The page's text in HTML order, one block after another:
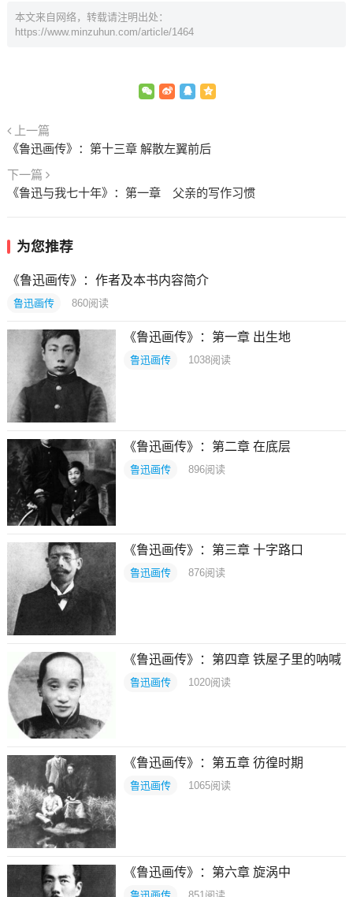
本文来自网络，转载请注明出处：
https://www.minzuhun.com/article/1464
上一篇
《鲁迅画传》：第十三章 解散左翼前后
下一篇
《鲁迅与我七十年》：第一章 父亲的写作习惯
为您推荐
《鲁迅画传》：作者及本书内容简介
鲁迅画传 860阅读
《鲁迅画传》：第一章 出生地
鲁迅画传 1038阅读
《鲁迅画传》：第二章 在底层
鲁迅画传 896阅读
《鲁迅画传》：第三章 十字路口
鲁迅画传 876阅读
《鲁迅画传》：第四章 铁屋子里的呐喊
鲁迅画传 1020阅读
《鲁迅画传》：第五章 彷徨时期
鲁迅画传 1065阅读
《鲁迅画传》：第六章 旋涡中